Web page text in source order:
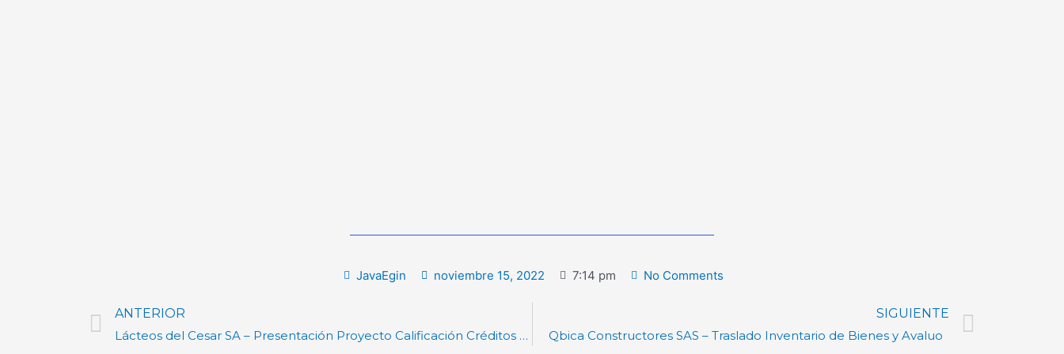
JavaEgin noviembre 15, 2022 7:14 pm No Comments
ANTERIOR
Lácteos del Cesar SA – Presentación Proyecto Calificación Créditos y Derechos de Voto – Superintendencia de Sociedades
SIGUIENTE
Qbica Constructores SAS – Traslado Inventario de Bienes y Avaluo